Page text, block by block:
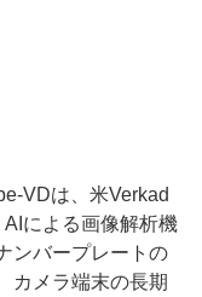
VDは、米Verkad
による画像解析機
ンバープレートの
カメラ端末の長期